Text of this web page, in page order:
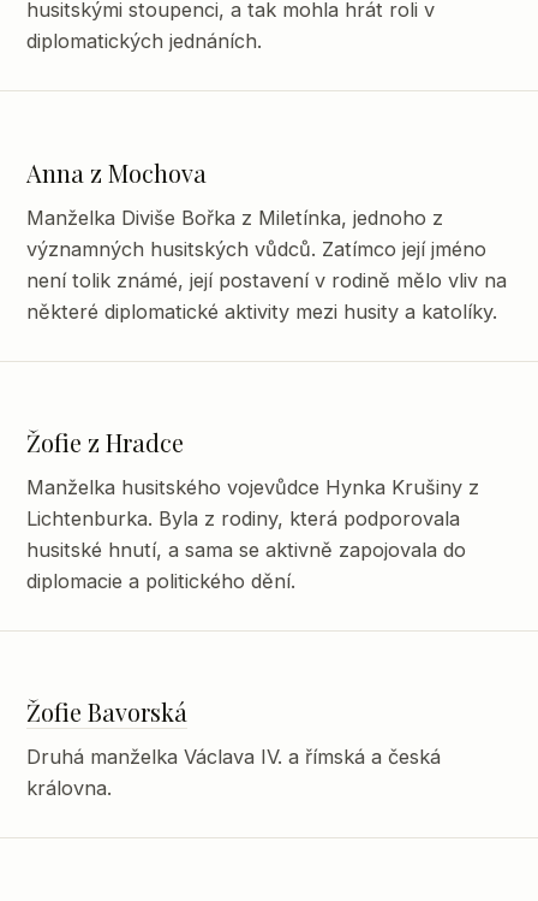
husitskými stoupenci, a tak mohla hrát roli v
diplomatických jednáních.
Anna z Mochova
Manželka Diviše Bořka z Miletínka, jednoho z
významných husitských vůdců. Zatímco její jméno
není tolik známé, její postavení v rodině mělo vliv na
některé diplomatické aktivity mezi husity a katolíky.
Žofie z Hradce
Manželka husitského vojevůdce Hynka Krušiny z
Lichtenburka. Byla z rodiny, která podporovala
husitské hnutí, a sama se aktivně zapojovala do
diplomacie a politického dění.
Žofie Bavorská
Druhá manželka Václava IV. a římská a česká
královna.